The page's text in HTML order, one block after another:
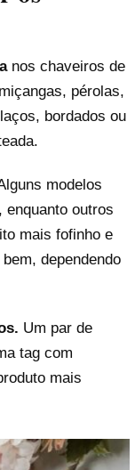
nos chaveiros de
pérolas,
bordados ou
modelos
outros
mais fofinho e
dependendo
Um par de
tag com
mais